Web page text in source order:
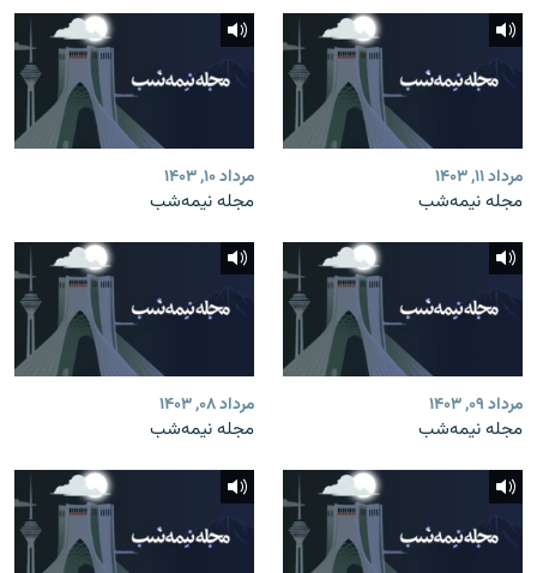
مرداد ۱۱, ۱۴۰۳
مجله نیمه‌شب
مرداد ۱۰, ۱۴۰۳
مجله نیمه‌شب
مرداد ۰۹, ۱۴۰۳
مجله نیمه‌شب
مرداد ۰۸, ۱۴۰۳
مجله نیمه‌شب